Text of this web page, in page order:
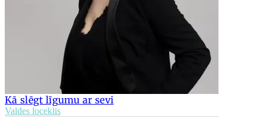
Kā slēgt līgumu ar sevi
Valdes loceklis